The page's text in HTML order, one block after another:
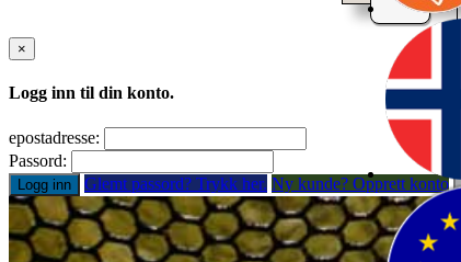
×
Logg inn til din konto.
epostadresse:
Passord:
Logg inn Glemt passord? Trykk her. Ny kunde? Opprett konto